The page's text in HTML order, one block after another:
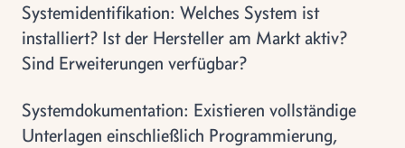
Systemidentifikation: Welches System ist
installiert? Ist der Hersteller am Markt aktiv?
Sind Erweiterungen verfügbar?
Systemdokumentation: Existieren vollständige
Unterlagen einschließlich Programmierung,